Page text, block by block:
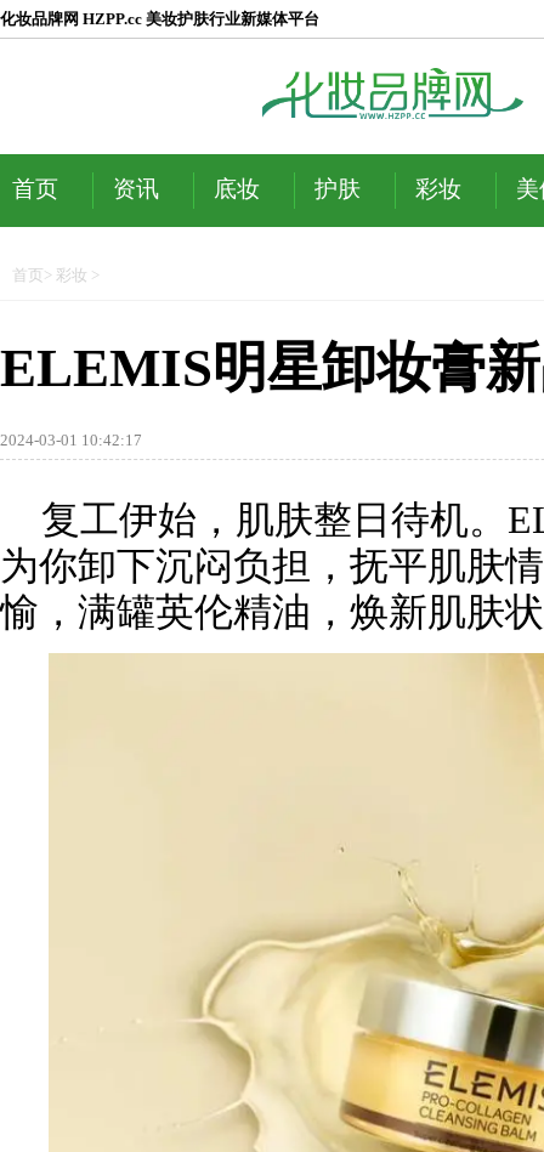
化妆品牌网 HZPP.cc 美妆护肤行业新媒体平台
首页 资讯 底妆 护肤 彩妆
首页 > 彩妆 >
ELEMIS明星卸妆膏
2024-03-01 10:42:17
复工伊始，肌肤整日待机。
为你卸下沉闷负担，抚平肌肤
愉，满罐英伦精油，焕新肌肤